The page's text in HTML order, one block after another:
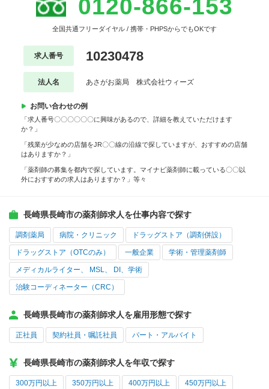
0120-866-153
全国共通フリーダイヤル / 携帯・PHPSからでもOKです
求人番号 10230478
法人名 あさがお薬局 株式会社ウィーズ
お問い合わせの例
「求人番号〇〇〇〇〇〇に興味があるので、詳細を教えていただけます
か？」
「残業が少なめの店舗をJR〇〇線の沿線で探していますが、おすすめの店舗
はありますか？」
「薬剤師の募集を都内で探しています。マイナビ薬剤師に載っている〇〇以
外におすすめの求人はありますか？」等々
長崎県長崎市の薬剤師求人を仕事内容で探す
調剤薬局 病院・クリニック ドラッグストア（調剤併設）
ドラッグストア（OTCのみ） 一般企業 学術・管理薬剤師
メディカルライター、 MSL、 DI、学術
治験コーディネーター（CRC）
長崎県長崎市の薬剤師求人を雇用形態で探す
正社員 契約社員・嘱託社員 パート・アルバイト
長崎県長崎市の薬剤師求人を年収で探す
300万円以上 350万円以上 400万円以上 450万円以上